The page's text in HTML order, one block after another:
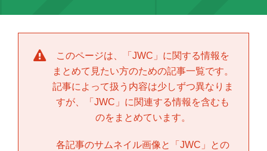
このページは、「 JWC 」に関する情報を
まとめて見たい方のための記事一覧です。
記事によって扱う内容は少しずつ異なりま
すが、「 JWC 」に関連する情報を含むも
のをまとめています。
各記事のサムネイル画像と「 JWC 」との